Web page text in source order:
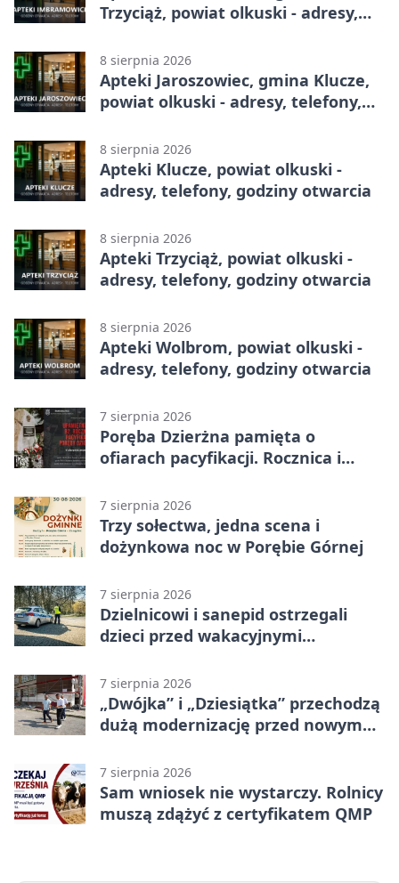
Trzyciąż, powiat olkuski - adresy,
8 sierpnia 2026
Apteki Jaroszowiec, gmina Klucze,
powiat olkuski - adresy, telefony,
8 sierpnia 2026
Apteki Klucze, powiat olkuski -
adresy, telefony, godziny otwarcia
8 sierpnia 2026
Apteki Trzyciąż, powiat olkuski -
adresy, telefony, godziny otwarcia
8 sierpnia 2026
Apteki Wolbrom, powiat olkuski -
adresy, telefony, godziny otwarcia
7 sierpnia 2026
Poręba Dzierżna pamięta o
ofiarach pacyfikacji. Rocznica i
7 sierpnia 2026
Trzy sołectwa, jedna scena i
dożynkowa noc w Porębie Górnej
7 sierpnia 2026
Dzielnicowi i sanepid ostrzegali
dzieci przed wakacyjnymi
7 sierpnia 2026
„Dwójka” i „Dziesiątka” przechodzą
dużą modernizację przed nowym
7 sierpnia 2026
Sam wniosek nie wystarczy. Rolnicy
muszą zdążyć z certyfikatem QMP